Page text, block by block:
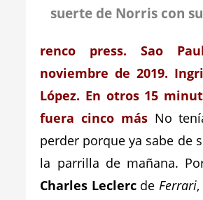
suerte de Norris con
renco press.Sao
noviembre de 2019.
López. En otros 15
fuera cinco más No
perder porque ya sabe de
la parrilla de mañana.
Charles Leclercde Ferrari